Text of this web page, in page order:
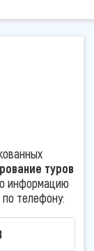
туров
информацию
телефону: